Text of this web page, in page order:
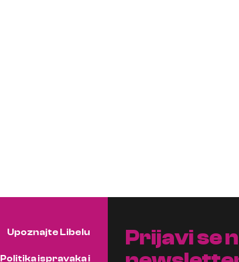
Upoznajte Libelu
Politika ispravaka i
Prijavi se